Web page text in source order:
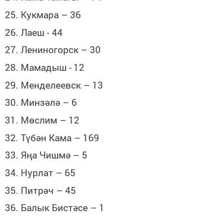
25. Кукмара – 36
26. Лаеш - 44
27. Лениногорск – 30
28. Мамадыш - 12
29. Менделеевск – 13
30. Минзәлә – 6
31. Мөслим – 12
32. Түбән Кама – 169
33. Яңа Чишмә – 5
34. Нурлат – 65
35. Питрәч – 45
36. Балык Бистәсе – 1